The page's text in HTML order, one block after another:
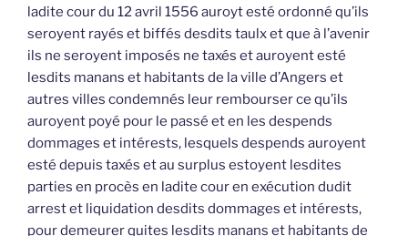
ladite cour du 12 avril 1556 auroyt esté ordonné qu’ils
seroyent rayés et biffés desdits taulx et que à l’avenir
ils ne seroyent imposés ne taxés et auroyent esté
lesdits manans et habitants de la ville d’Angers et
autres villes condemnés leur rembourser ce qu’ils
auroyent poyé pour le passé et en les despends
dommages et intérests, lesquels despends auroyent
esté depuis taxés et au surplus estoyent lesdites
parties en procès en ladite cour en exécution dudit
arrest et liquidation desdits dommages et intérests,
pour demeurer quites lesdits manans et habitants de